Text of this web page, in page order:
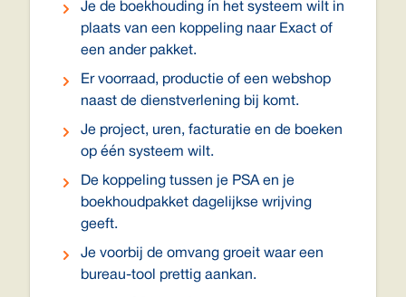
Je de boekhouding ín het systeem wilt in
plaats van een koppeling naar Exact of
een ander pakket.
Er voorraad, productie of een webshop
naast de dienstverlening bij komt.
Je project, uren, facturatie en de boeken
op één systeem wilt.
De koppeling tussen je PSA en je
boekhoudpakket dagelijkse wrijving
geeft.
Je voorbij de omvang groeit waar een
bureau-tool prettig aankan.